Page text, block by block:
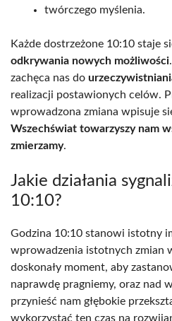
twórczego myślenia.
Każde dostrzeżone 10:10 staje
odkrywania nowych możliwości
zachęca nas do
realizacji postawionych celów.
wprowadzona zmiana wpisuje
Wszechświat towarzyszy nam
zmierzamy.
Jakie działania
10:10?
Godzina 10:10 stanowi istotny
wprowadzenia istotnych zmian
doskonały moment, aby
naprawdę pragniemy, oraz nad
przynieść nam głębokie
wykorzystać ten czas na